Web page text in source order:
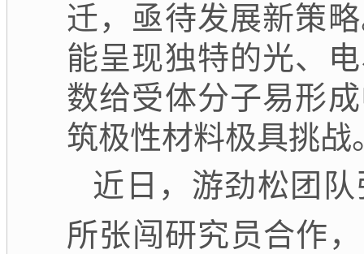
迁，亟待发展新策
能呈现独特的光、
数给受体分子易形
筑极性材料极具挑战
近日，游劲松团
所张闯研究员合作